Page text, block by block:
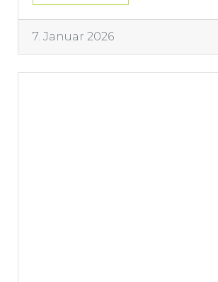
7. Januar 2026